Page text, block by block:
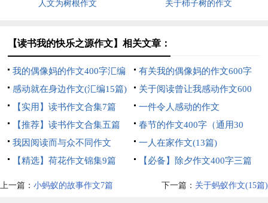
人文为树根作文 关于杮子树的作文
【读书我的快乐之源作文】相关文章：
我的偶像妈的作文400字汇编
六篇
有关我的偶像妈的作文600字
八篇
感动就在身边作文(汇编15篇)
关于阅读曾让我感动作文600
字集锦8篇
【实用】读书作文合集7篇
一件令人感动的作文
【推荐】读书作文合集五篇
春节的作文400字（通用30
篇）
我因阅读而与众不同作文
一人在家作文(13篇)
【精选】荷花作文锦集9篇
【必备】除夕作文400字三篇
上一篇： 小蚂蚁的故事作文7篇 下一篇： 关于蚂蚁作文(15篇)